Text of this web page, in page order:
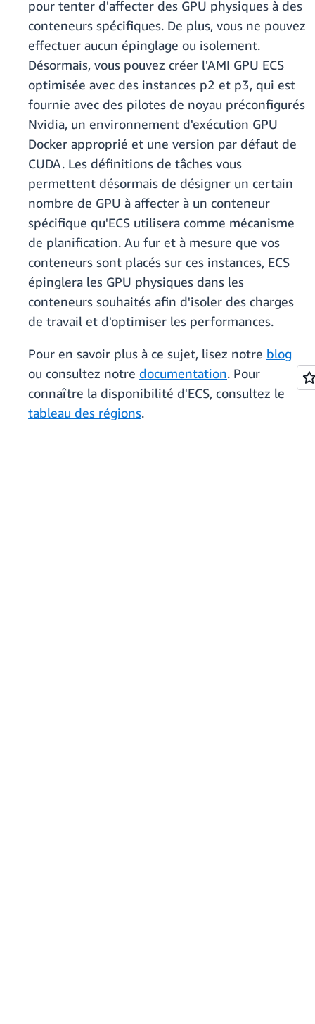
pour tenter d'affecter des GPU physiques à des
conteneurs spécifiques. De plus, vous ne pouvez
effectuer aucun épinglage ou isolement.
Désormais, vous pouvez créer l'AMI GPU ECS
optimisée avec des instances p2 et p3, qui est
fournie avec des pilotes de noyau préconfigurés
Nvidia, un environnement d'exécution GPU
Docker approprié et une version par défaut de
CUDA. Les définitions de tâches vous
permettent désormais de désigner un certain
nombre de GPU à affecter à un conteneur
spécifique qu'ECS utilisera comme mécanisme
de planification. Au fur et à mesure que vos
conteneurs sont placés sur ces instances, ECS
épinglera les GPU physiques dans les
conteneurs souhaités afin d'isoler des charges
de travail et d'optimiser les performances.
Pour en savoir plus à ce sujet, lisez notre blog
ou consultez notre documentation. Pour
connaître la disponibilité d'ECS, consultez le
tableau des régions.